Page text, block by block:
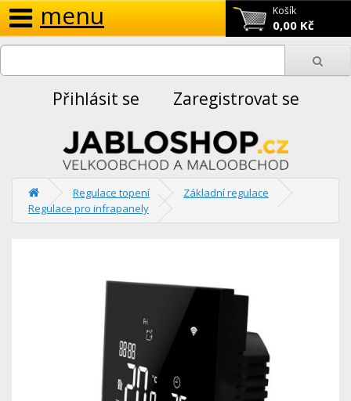
Košík
0,00 Kč
menu
Přihlásit se Zaregistrovat se
Regulace topení
Základní regulace
Regulace pro infrapanely